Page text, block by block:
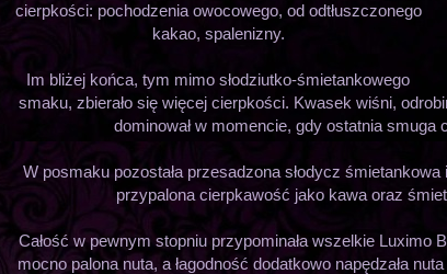
cierpkości: pochodzenia owocowego, od odtłuszczonego
kakao, spalenizny.
Im bliżej końca, tym mimo słodziutko-śmietankowego
smaku, zbierało się więcej cierpkości. Kwasek wiśni,
dominował w momencie, gdy ostatnia smuga
W posmaku pozostała przesadzona słodycz
przypalona cierpkawość jako kawa oraz
Całość w pewnym stopniu przypominała wszelkie Luximo
mocno palona nuta, a łagodność dodatkowo napędzała